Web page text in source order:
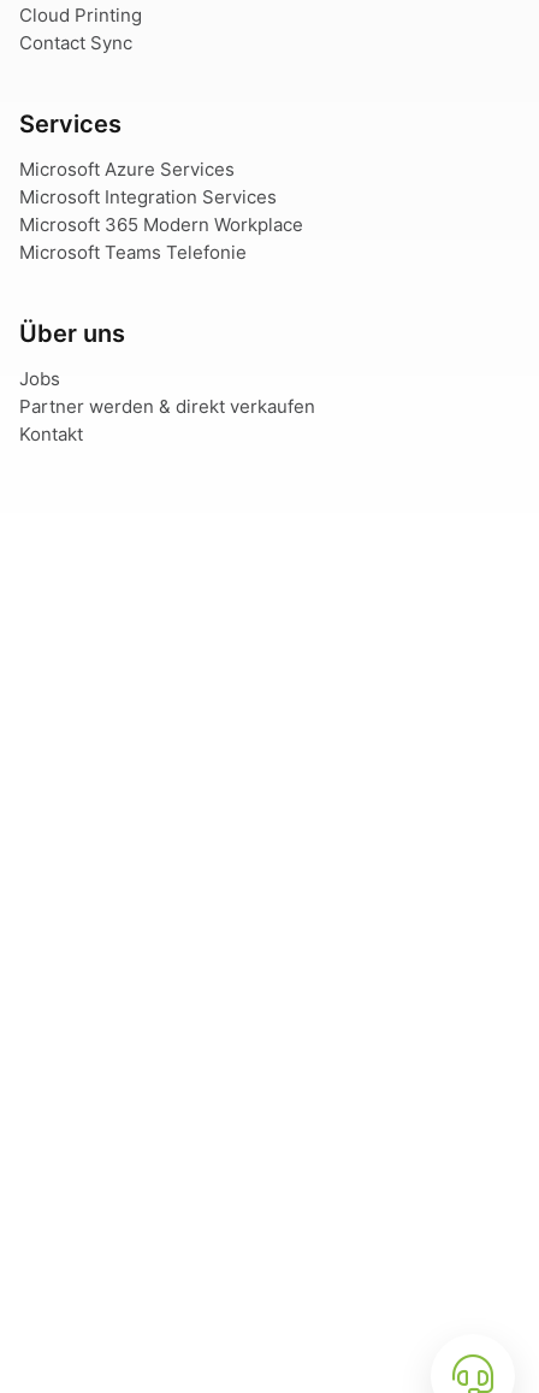
Cloud Printing
Contact Sync
Services
Microsoft Azure Services
Microsoft Integration Services
Microsoft 365 Modern Workplace
Microsoft Teams Telefonie
Über uns
Jobs
Partner werden & direkt verkaufen
Kontakt